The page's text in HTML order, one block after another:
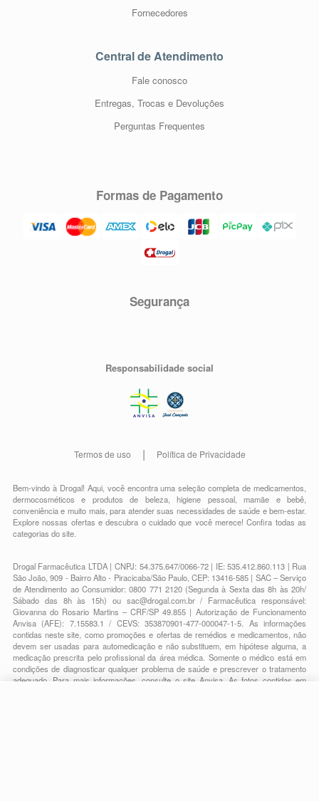
Fornecedores
Central de Atendimento
Fale conosco
Entregas, Trocas e Devoluções
Perguntas Frequentes
Formas de Pagamento
Segurança
Responsabilidade social
Termos de uso Política de Privacidade
Bem-vindo à Drogal! Aqui, você encontra uma seleção completa demedicamentos
dermocosméticos e produtos de beleza,higiene pessoal,mamãe e bebê
conveniênciae muito mais, para atender suas necessidades de saúde e bem-estar.
Explore nossas ofertas e descubra o cuidado que você merece!Confira todas as
categorias do site.
Drogal Farmacêutica LTDA | CNPJ: 54.375.647/0066-72 | IE: 535.412.860.113 | Rua
São João, 909 - Bairro Alto - Piracicaba/São Paulo, CEP: 13416-585 | SAC – Serviço
de Atendimento ao Consumidor: 0800 771 2120 (Segunda à Sexta das 8h às 20h/
Sábado das 8h às 15h) ou sac@drogal.com.br/ Farmacêutica responsável:
Giovanna do Rosario Martins – CRF/SP 49.855 | Autorização de Funcionamento
Anvisa (AFE): 7.15583.1 / CEVS: 353870901-477-000047-1-5. As informações
contidas neste site, como promoções e ofertas de remédios e medicamentos, não
devem ser usadas para automedicação e não substituem, em hipótese alguma, a
medicação prescrita pelo profissional da área médica. Somente o médico está em
condições de diagnosticar qualquer problema de saúde e prescrever o tratamento
adequado. Para mais informações, consulte o site Anvisa. As fotos contidas em